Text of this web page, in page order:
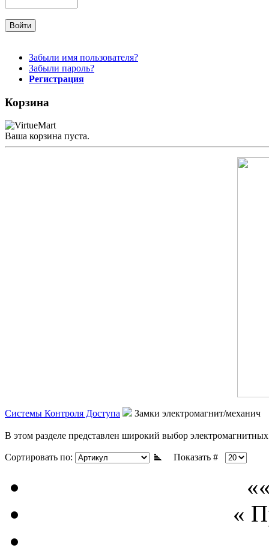
Забыли имя пользователя?
Забыли пароль?
Регистрация
Корзина
Ваша корзина пуста.
Системы Контроля Доступа Замки электромагнит/механич
В этом разделе представлен широкий выбор
Сортировать по: Показать #
«